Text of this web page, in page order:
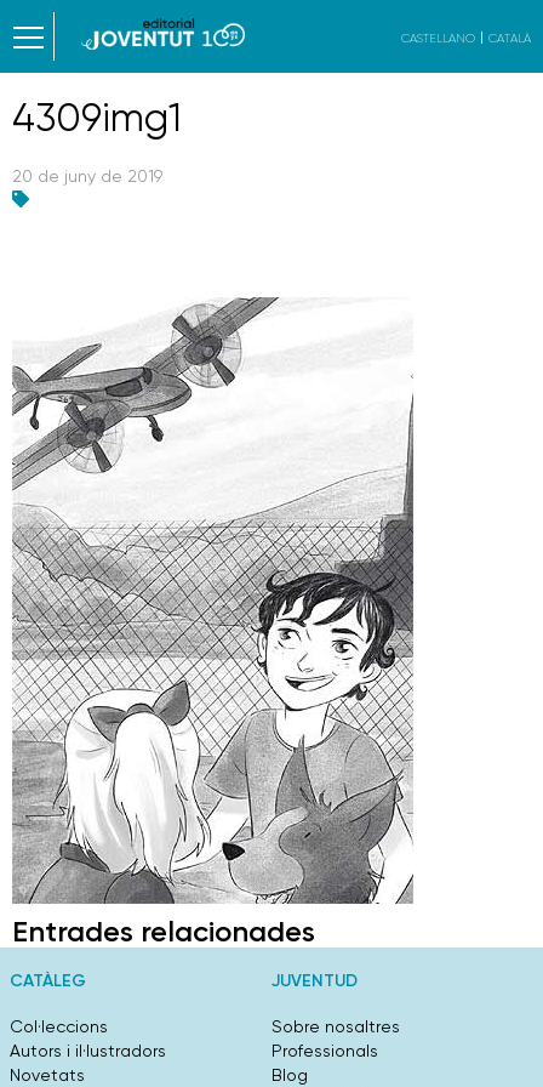
CASTELLANO CATALÀ
4309img1
20 de juny de 2019
Entrades relacionades
CATÀLEG
Col·leccions
Autors i il·lustradors
Novetats
JUVENTUD
Sobre nosaltres
Professionals
Blog